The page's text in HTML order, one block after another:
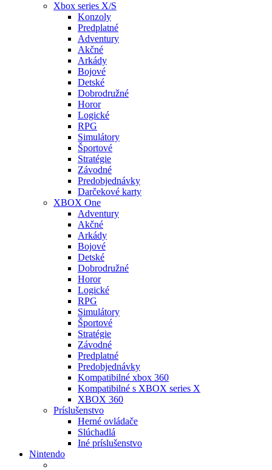
Xbox series X/S
Konzoly
Predplatné
Adventury
Akčné
Arkády
Bojové
Detské
Dobrodružné
Horor
Logické
RPG
Simulátory
Športové
Stratégie
Závodné
Predobjednávky
Darčekové karty
XBOX One
Adventury
Akčné
Arkády
Bojové
Detské
Dobrodružné
Horor
Logické
RPG
Simulátory
Športové
Stratégie
Závodné
Predplatné
Predobjednávky
Kompatibilné xbox 360
Kompatibilné s XBOX series X
XBOX 360
Príslušenstvo
Herné ovládače
Slúchadlá
Iné príslušenstvo
Nintendo